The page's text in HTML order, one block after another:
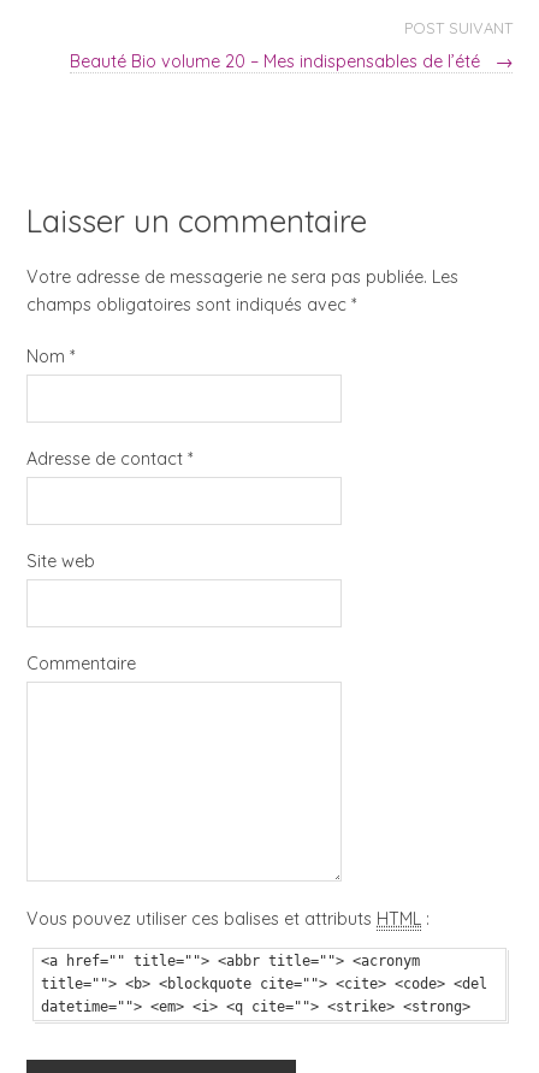
POST SUIVANT
Beauté Bio volume 20 – Mes indispensables de l’été →
Laisser un commentaire
Votre adresse de messagerie ne sera pas publiée. Les
champs obligatoires sont indiqués avec*
Nom*
Adresse de contact*
Site web
Commentaire
Vous pouvez utiliser ces balises et attributs HTML :
<a href="" title=""> <abbr title=""> <acronym
title=""> <b> <blockquote cite=""> <cite> <code> <del
datetime=""> <em> <i> <q cite=""> <strike> <strong>